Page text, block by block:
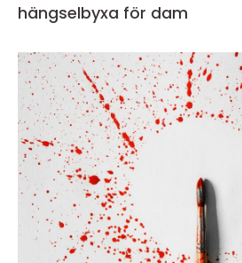
hängselbyxa för dam